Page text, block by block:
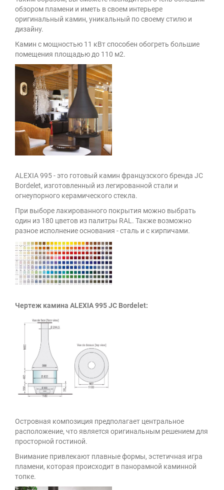
обзором пламени и иметь в своем интерьере
оригинальный камин, уникальный по своему стилю и
дизайну.
Камин с мощностью 11 кВт способен обогреть большие
помещения площадью до 110 м2.
ALEXIA 995 - это готовый камин французского бренда JC
Bordelet, изготовленный из легированной стали и
огнеупорного керамического стекла.
При выборе лакированного покрытия можно выбрать
один из 180 цветов из палитры RAL. Также возможно
разное исполнение основания - сталь и с кирпичами.
Чертеж камина ALEXIA 995 JC Bordelet:
Островная композиция предполагает центральное
расположение, что является оригинальным решением для
просторной гостиной.
Внимание привлекают плавные формы, эстетичная игра
пламени, которая происходит в панорамной каминной
топке.